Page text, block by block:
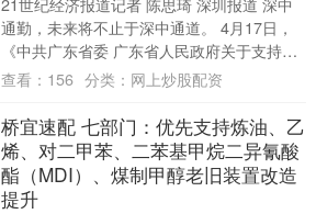
21世纪经济报道记者 陈思琦 深圳报道 深中
通勤，未来将不止于深中通道。 4月17日，
《中共广东省委 广东省人民政府关于支持中
山在参与粤港澳大湾区建设中加快高质....
查看： 156 分类： 网上炒股配资
桥宜速配 七部门：优先支持炼油、乙
烯、对二甲苯、二苯基甲烷二异氰酸
酯（MDI）、煤制甲醇老旧装置改造
提升